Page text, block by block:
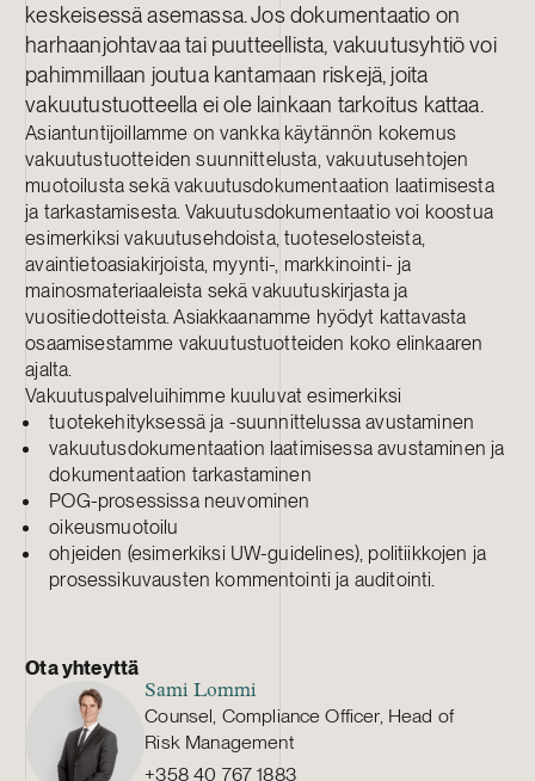
keskeisessä asemassa. Jos dokumentaatio on
harhaanjohtavaa tai puutteellista, vakuutusyhtiö voi
pahimmillaan joutua kantamaan riskejä, joita
vakuutustuotteella ei ole lainkaan tarkoitus kattaa.
Asiantuntijoillamme on vankka käytännön kokemus
vakuutustuotteiden suunnittelusta, vakuutusehtojen
muotoilusta sekä vakuutusdokumentaation laatimisesta
ja tarkastamisesta. Vakuutusdokumentaatio voi koostua
esimerkiksi vakuutusehdoista, tuoteselosteista,
avaintietoasiakirjoista, myynti-, markkinointi- ja
mainosmateriaaleista sekä vakuutuskirjasta ja
vuositiedotteista. Asiakkaanamme hyödyt kattavasta
osaamisestamme vakuutustuotteiden koko elinkaaren
ajalta.
Vakuutuspalveluihimme kuuluvat esimerkiksi
tuotekehityksessä ja -suunnittelussa avustaminen
vakuutusdokumentaation laatimisessa avustaminen ja
dokumentaation tarkastaminen
POG-prosessissa neuvominen
oikeusmuotoilu
ohjeiden (esimerkiksi UW-guidelines), politiikkojen ja
prosessikuvausten kommentointi ja auditointi.
Ota yhteyttä
Sami Lommi
Counsel, Compliance Officer, Head of
Risk Management
+358 40 767 1883